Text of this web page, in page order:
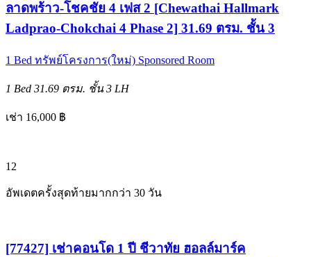
ลาดพร้าว-โชคชัย 4 เฟส 2 [Chewathai Hallmark
Ladprao-Chokchai 4 Phase 2] 31.69 ตรม. ชั้น 3
1 Bed ทรัพย์โครงการ(ใหม่) Sponsored Room
1 Bed 31.69 ตรม. ชั้น 3 LH
เช่า 16,000 ฿
12
อัพเดตครั้งสุดท้ายมากกว่า 30 วัน
[77427] เช่าคอนโด 1 ปี ชีวาทัย ฮอลล์มาร์ค